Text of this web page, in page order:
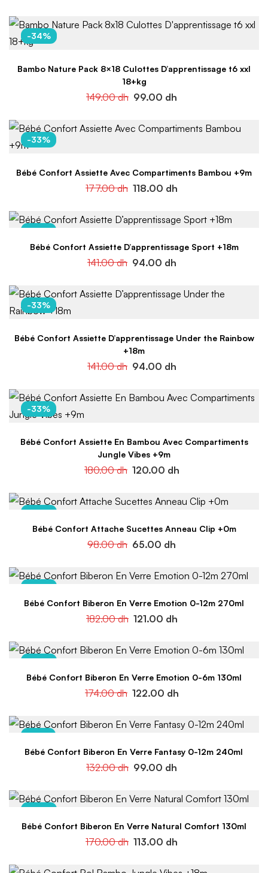
-34%
Bambo Nature Pack 8×18 Culottes D’apprentissage t6 xxl
18+kg
149.00dh 99.00 dh
-33%
Bébé Confort Assiette Avec Compartiments Bambou +9m
177.00dh 118.00 dh
-33%
Bébé Confort Assiette D’apprentissage Sport +18m
141.00dh 94.00 dh
-33%
Bébé Confort Assiette D’apprentissage Under the Rainbow
+18m
141.00dh 94.00 dh
-33%
Bébé Confort Assiette En Bambou Avec Compartiments
Jungle Vibes +9m
180.00dh 120.00 dh
-34%
Bébé Confort Attache Sucettes Anneau Clip +0m
98.00dh 65.00 dh
-34%
Bébé Confort Biberon En Verre Emotion 0-12m 270ml
182.00dh 121.00 dh
-30%
Bébé Confort Biberon En Verre Emotion 0-6m 130ml
174.00dh 122.00 dh
-25%
Bébé Confort Biberon En Verre Fantasy 0-12m 240ml
132.00dh 99.00 dh
-34%
Bébé Confort Biberon En Verre Natural Comfort 130ml
170.00dh 113.00 dh